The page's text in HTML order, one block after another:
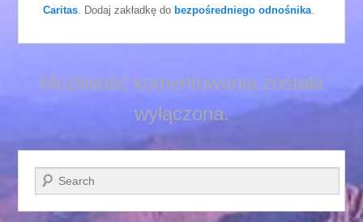
Caritas . Dodaj zakładkę do bezpośredniego odnośnika
Możliwość komentowania została
wyłączona.
Szukaj